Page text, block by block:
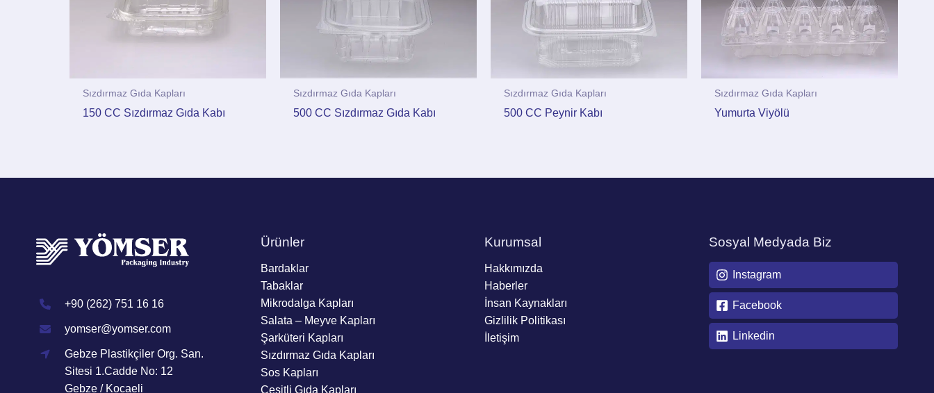
Sızdırmaz Gıda Kapları
150 CC Sızdırmaz Gıda Kabı
Sızdırmaz Gıda Kapları
500 CC Sızdırmaz Gıda Kabı
Sızdırmaz Gıda Kapları
500 CC Peynir Kabı
Sızdırmaz Gıda Kapları
Yumurta Viyölü
+90 (262) 751 16 16
yomser@yomser.com
Gebze Plastikçiler Org. San.
Sitesi 1.Cadde No: 12
Gebze / Kocaeli
Ürünler
Bardaklar
Tabaklar
Mikrodalga Kapları
Salata – Meyve Kapları
Şarküteri Kapları
Sızdırmaz Gıda Kapları
Sos Kapları
Çeşitli Gıda Kapları
Kurumsal
Hakkımızda
Haberler
İnsan Kaynakları
Gizlilik Politikası
İletişim
Sosyal Medyada Biz
Instagram
Facebook
Linkedin